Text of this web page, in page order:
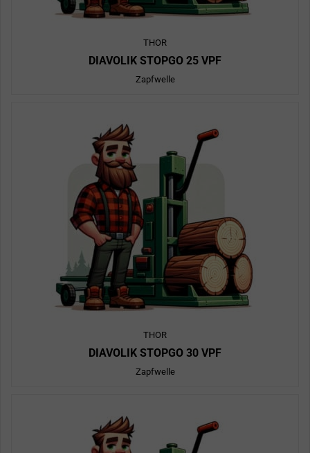
THOR
DIAVOLIK STOPGO 25 VPF
Zapfwelle
THOR
DIAVOLIK STOPGO 30 VPF
Zapfwelle